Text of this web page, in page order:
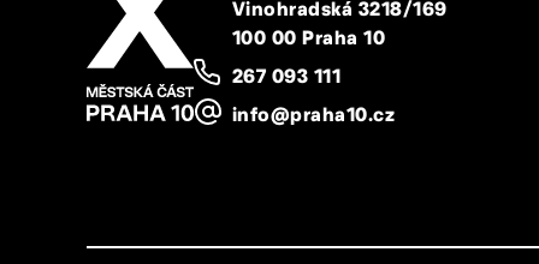
Vinohradská 3218/169
100 00 Praha 10
267 093 111
info@praha10.cz